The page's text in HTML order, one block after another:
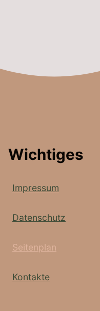
Wichtiges
Impressum
Datenschutz
Seitenplan
Kontakte